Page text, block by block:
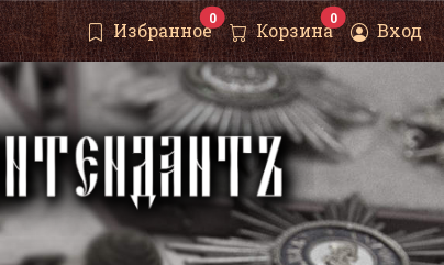
Избранное
0
Корзина
0
Вход